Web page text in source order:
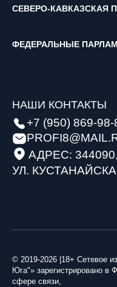
СЕВЕРО-КАВКАЗСКАЯ
ФЕДЕРАЛЬНЫЕ
НАШИ КОНТАКТЫ
+7 (950) 869-98-
АДРЕС:
УЛ.
© 2019-2026 |18+ Сетевое
Юга"» зарегистрировано в
сфере связи,